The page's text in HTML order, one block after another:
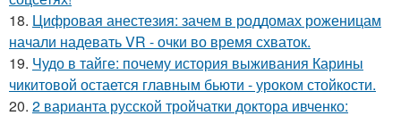
18. Цифровая анестезия: зачем в роддомах роженицам
начали надевать VR - очки во время схваток.
19. Чудо в тайге: почему история выживания Карины
чикитовой остается главным бьюти - уроком стойкости.
20. 2 варианта русской тройчатки доктора ивченко: